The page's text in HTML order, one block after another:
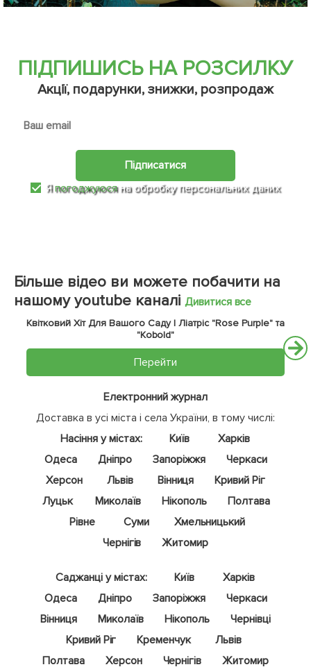
ПІДПИШИСЬ НА РОЗСИЛКУ
Акції, подарунки, знижки, розпродаж
Підписатися
Япогоджуюся на обробку персональних даних
Більше відео ви можете побачити на
нашому youtube каналі Дивитися все
Квітковий Хіт Для Вашого Саду | Ліатріс "Rose Purple" та
"Kobold"
Перейти
Електронний журнал
Доставка в усі міста і села України, в тому числі:
Насіння у містах:
Київ
Харків
Одеса
Дніпро Запоріжжя
Черкаси
Херсон
Львів Вінниця
Кривий Ріг
Луцьк
Миколаїв Нікополь
Полтава
Рівне
Суми
Хмельницький
Чернігів
Житомир
Саджанці у містах: Київ
Харків
Одеса
Дніпро Запоріжжя
Черкаси
Вінниця
Миколаїв Нікополь
Чернівці
Кривий Ріг
Кременчук
Львів
Полтава
Херсон Чернігів Житомир